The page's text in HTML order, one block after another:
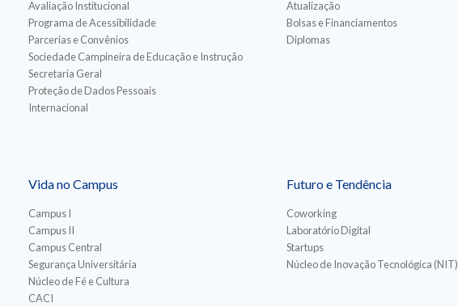
Avaliação Institucional
Programa de Acessibilidade
Parcerias e Convênios
Sociedade Campineira de Educação e Instrução
Secretaria Geral
Proteção de Dados Pessoais
Internacional
Atualização
Bolsas e Financiamentos
Diplomas
Vida no Campus
Campus I
Campus II
Campus Central
Segurança Universitária
Núcleo de Fé e Cultura
CACI
Futuro e Tendência
Coworking
Laboratório Digital
Startups
Núcleo de Inovação Tecnológica (NIT)